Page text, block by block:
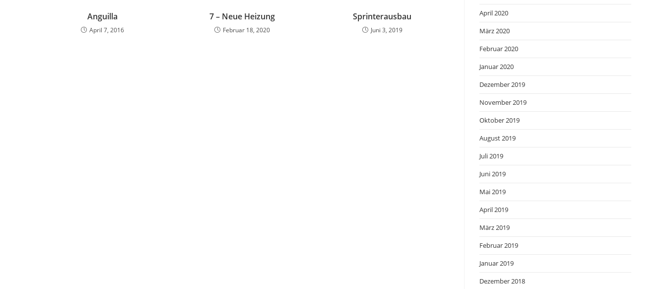
Anguilla
April 7, 2016
7 – Neue Heizung
Februar 18, 2020
Sprinterausbau
Juni 3, 2019
April 2020
März 2020
Februar 2020
Januar 2020
Dezember 2019
November 2019
Oktober 2019
August 2019
Juli 2019
Juni 2019
Mai 2019
April 2019
März 2019
Februar 2019
Januar 2019
Dezember 2018